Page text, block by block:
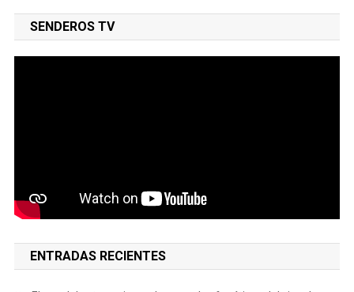
SENDEROS TV
ENTRADAS RECIENTES